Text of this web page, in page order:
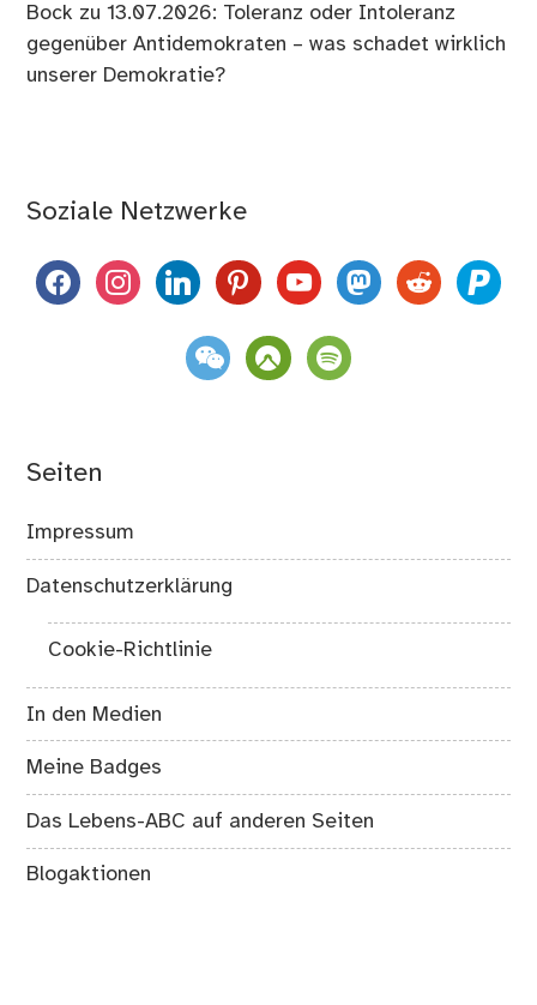
Bock zu13.07.2026: Toleranz oder Intoleranz
gegenüber Antidemokraten – was schadet wirklich
unserer Demokratie?
Soziale Netzwerke
facebookinstagramlinkedinpinterestyoutubemastodon
reddit paypal
weixin komootspotify
Seiten
Impressum
Datenschutzerklärung
Cookie-Richtlinie
In den Medien
Meine Badges
Das Lebens-ABC auf anderen Seiten
Blogaktionen